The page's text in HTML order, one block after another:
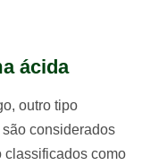
ácida
outro tipo
considerados
classificados como